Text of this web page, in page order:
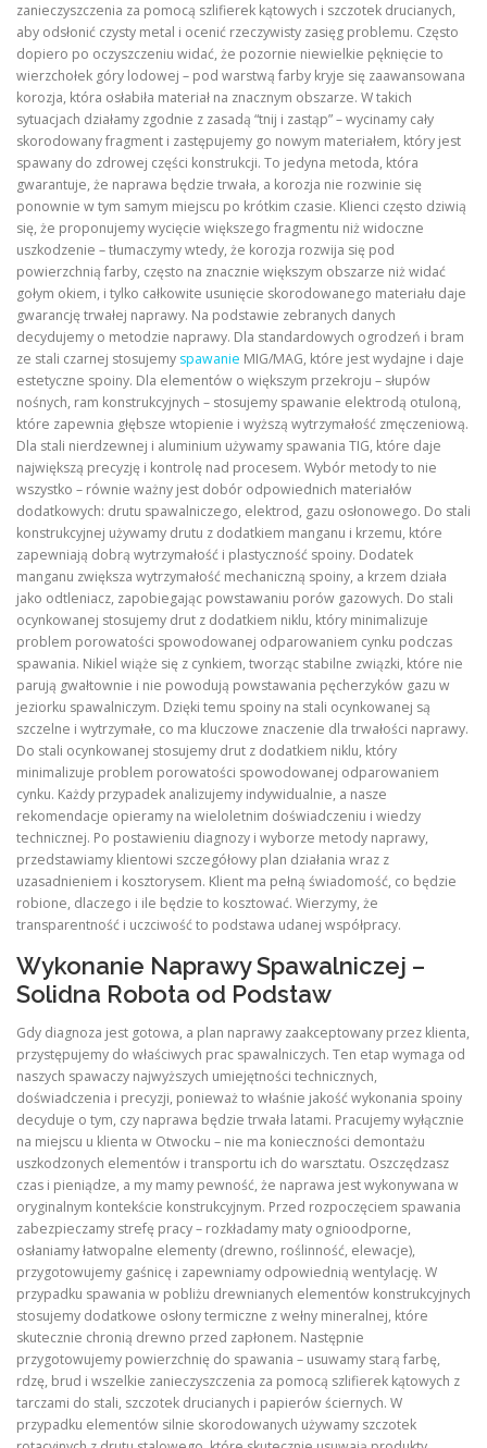
zanieczyszczenia za pomocą szlifierek kątowych i szczotek drucianych,
aby odsłonić czysty metal i ocenić rzeczywisty zasięg problemu. Często
dopiero po oczyszczeniu widać, że pozornie niewielkie pęknięcie to
wierzchołek góry lodowej – pod warstwą farby kryje się zaawansowana
korozja, która osłabiła materiał na znacznym obszarze. W takich
sytuacjach działamy zgodnie z zasadą “tnij i zastąp” – wycinamy cały
skorodowany fragment i zastępujemy go nowym materiałem, który jest
spawany do zdrowej części konstrukcji. To jedyna metoda, która
gwarantuje, że naprawa będzie trwała, a korozja nie rozwinie się
ponownie w tym samym miejscu po krótkim czasie. Klienci często dziwią
się, że proponujemy wycięcie większego fragmentu niż widoczne
uszkodzenie – tłumaczymy wtedy, że korozja rozwija się pod
powierzchnią farby, często na znacznie większym obszarze niż widać
gołym okiem, i tylko całkowite usunięcie skorodowanego materiału daje
gwarancję trwałej naprawy. Na podstawie zebranych danych
decydujemy o metodzie naprawy. Dla standardowych ogrodzeń i bram
ze stali czarnej stosujemy spawanie MIG/MAG, które jest wydajne i daje
estetyczne spoiny. Dla elementów o większym przekroju – słupów
nośnych, ram konstrukcyjnych – stosujemy spawanie elektrodą otuloną,
które zapewnia głębsze wtopienie i wyższą wytrzymałość zmęczeniową.
Dla stali nierdzewnej i aluminium używamy spawania TIG, które daje
największą precyzję i kontrolę nad procesem. Wybór metody to nie
wszystko – równie ważny jest dobór odpowiednich materiałów
dodatkowych: drutu spawalniczego, elektrod, gazu osłonowego. Do stali
konstrukcyjnej używamy drutu z dodatkiem manganu i krzemu, które
zapewniają dobrą wytrzymałość i plastyczność spoiny. Dodatek
manganu zwiększa wytrzymałość mechaniczną spoiny, a krzem działa
jako odtleniacz, zapobiegając powstawaniu porów gazowych. Do stali
ocynkowanej stosujemy drut z dodatkiem niklu, który minimalizuje
problem porowatości spowodowanej odparowaniem cynku podczas
spawania. Nikiel wiąże się z cynkiem, tworząc stabilne związki, które nie
parują gwałtownie i nie powodują powstawania pęcherzyków gazu w
jeziorku spawalniczym. Dzięki temu spoiny na stali ocynkowanej są
szczelne i wytrzymałe, co ma kluczowe znaczenie dla trwałości naprawy.
Do stali ocynkowanej stosujemy drut z dodatkiem niklu, który
minimalizuje problem porowatości spowodowanej odparowaniem
cynku. Każdy przypadek analizujemy indywidualnie, a nasze
rekomendacje opieramy na wieloletnim doświadczeniu i wiedzy
technicznej. Po postawieniu diagnozy i wyborze metody naprawy,
przedstawiamy klientowi szczegółowy plan działania wraz z
uzasadnieniem i kosztorysem. Klient ma pełną świadomość, co będzie
robione, dlaczego i ile będzie to kosztować. Wierzymy, że
transparentność i uczciwość to podstawa udanej współpracy.
Wykonanie Naprawy Spawalniczej –
Solidna Robota od Podstaw
Gdy diagnoza jest gotowa, a plan naprawy zaakceptowany przez klienta,
przystępujemy do właściwych prac spawalniczych. Ten etap wymaga od
naszych spawaczy najwyższych umiejętności technicznych,
doświadczenia i precyzji, ponieważ to właśnie jakość wykonania spoiny
decyduje o tym, czy naprawa będzie trwała latami. Pracujemy wyłącznie
na miejscu u klienta w Otwocku – nie ma konieczności demontażu
uszkodzonych elementów i transportu ich do warsztatu. Oszczędzasz
czas i pieniądze, a my mamy pewność, że naprawa jest wykonywana w
oryginalnym kontekście konstrukcyjnym. Przed rozpoczęciem spawania
zabezpieczamy strefę pracy – rozkładamy maty ognioodporne,
osłaniamy łatwopalne elementy (drewno, roślinność, elewacje),
przygotowujemy gaśnicę i zapewniamy odpowiednią wentylację. W
przypadku spawania w pobliżu drewnianych elementów konstrukcyjnych
stosujemy dodatkowe osłony termiczne z wełny mineralnej, które
skutecznie chronią drewno przed zapłonem. Następnie
przygotowujemy powierzchnię do spawania – usuwamy starą farbę,
rdzę, brud i wszelkie zanieczyszczenia za pomocą szlifierek kątowych z
tarczami do stali, szczotek drucianych i papierów ściernych. W
przypadku elementów silnie skorodowanych używamy szczotek